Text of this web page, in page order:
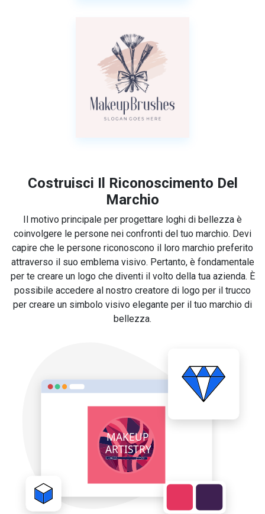
Costruisci Il Riconoscimento Del
Marchio
Il motivo principale per progettare loghi di bellezza è
coinvolgere le persone nei confronti del tuo marchio. Devi
capire che le persone riconoscono il loro marchio preferito
attraverso il suo emblema visivo. Pertanto, è fondamentale
per te creare un logo che diventi il volto della tua azienda. È
possibile accedere al nostro creatore di logo per il trucco
per creare un simbolo visivo elegante per il tuo marchio di
bellezza.